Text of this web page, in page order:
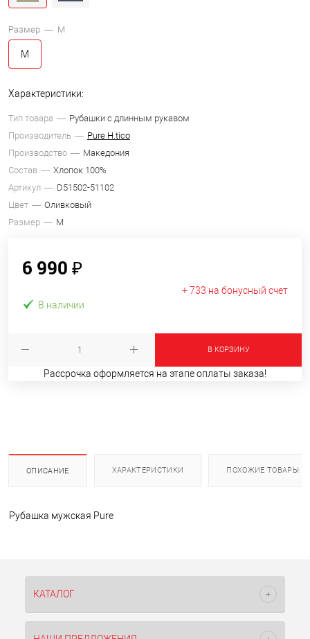
Размер — M
M
Характеристики:
Тип товара
Рубашки с длинным рукавом
Производитель
Pure H.tico
Производство
Македония
Состав
Хлопок 100%
Артикул
D51502-51102
Цвет
Оливковый
Размер
M
6 990 ₽
+ 733 на бонусный счет
В наличии
В КОРЗИНУ
Рассрочка оформляется на этапе оплаты заказа!
ОПИСАНИЕ ХАРАКТЕРИСТИКИ ПОХОЖИЕ ТОВАРЫ
Рубашка мужская Pure
КАТАЛОГ